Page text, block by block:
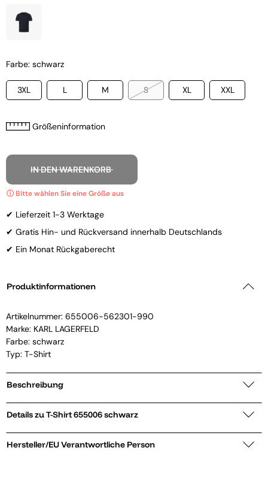
Farbe: schwarz
3XL L M S XL XXL
Größeninformation
IN DEN WARENKORB
✔ Lieferzeit 1-3 Werktage
✔ Gratis Hin- und Rückversand innerhalb Deutschlands
✔ Ein Monat Rückgaberecht
Produktinformationen
Artikelnummer: 655006-562301-990
Marke: KARL LAGERFELD
Farbe: schwarz
Typ: T-Shirt
Beschreibung
Details zu T-Shirt 655006 schwarz
Hersteller/EU Verantwortliche Person